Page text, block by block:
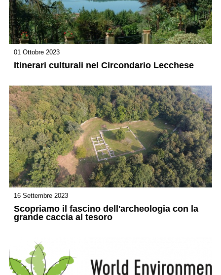
01 Ottobre 2023
Itinerari culturali nel Circondario Lecchese
16 Settembre 2023
Scopriamo il fascino dell'archeologia con la
grande caccia al tesoro